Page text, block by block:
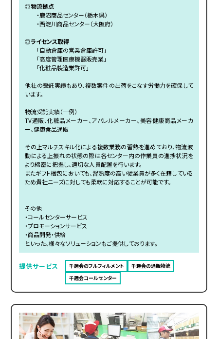
◎物流拠点
・鹿沼商品センター（栃木県）
・西淀川商品センター（大阪府）
◎ライセンス取得
「自動倉庫の営業倉庫許可」
「高度管理医療機器販売業」
「化粧品製造業許可」
他社の受託実績もあり、複数案件の出荷をこなす労働力を確保して
います。
物流受託実績（一例）
TV通販、化粧品メーカー、アパレルメーカー、美容健康商品メーカ
ー、健康食品通販
その上マルチスキル化による複数業務の習熟を進めており、物流波
動による上振れの状態の際は各センター内の作業員の進捗状況を
より綿密に把握し、適切な人員配置を行います。
またギフト梱包においても、習熟度の高い従業員が多く在籍している
ため貴社ニーズに対しても柔軟に対応することが可能です。
その他
・コールセンターサービス
・プロモーションサービス
・商品開発・供給
といった、様々なソリューションもご提供しております。
提供サービス 千趣会のフルフィルメント
千趣会の通販物流
千趣会コールセンター